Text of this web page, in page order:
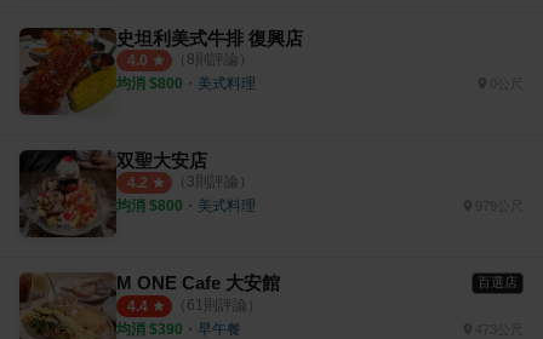
史坦利美式牛排 復興店
4.0 （ 8則評論）
均消 $800 ・ 美式料理
双聖大安店
4.2 （ 3則評論）
均消 $800 ・ 美式料理 979公尺
M ONE Cafe 大安館 百選店
4.4 （ 61則評論）
均消 $390 ・ 早午餐 473公尺